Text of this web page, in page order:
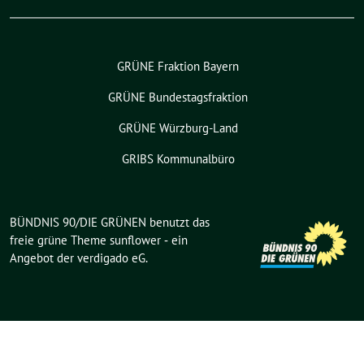
GRÜNE Fraktion Bayern
GRÜNE Bundestagsfraktion
GRÜNE Würzburg-Land
GRIBS Kommunalbüro
BÜNDNIS 90/DIE GRÜNEN benutzt das
freie grüne Theme sunflower ‐ ein
Angebot der verdigado eG.